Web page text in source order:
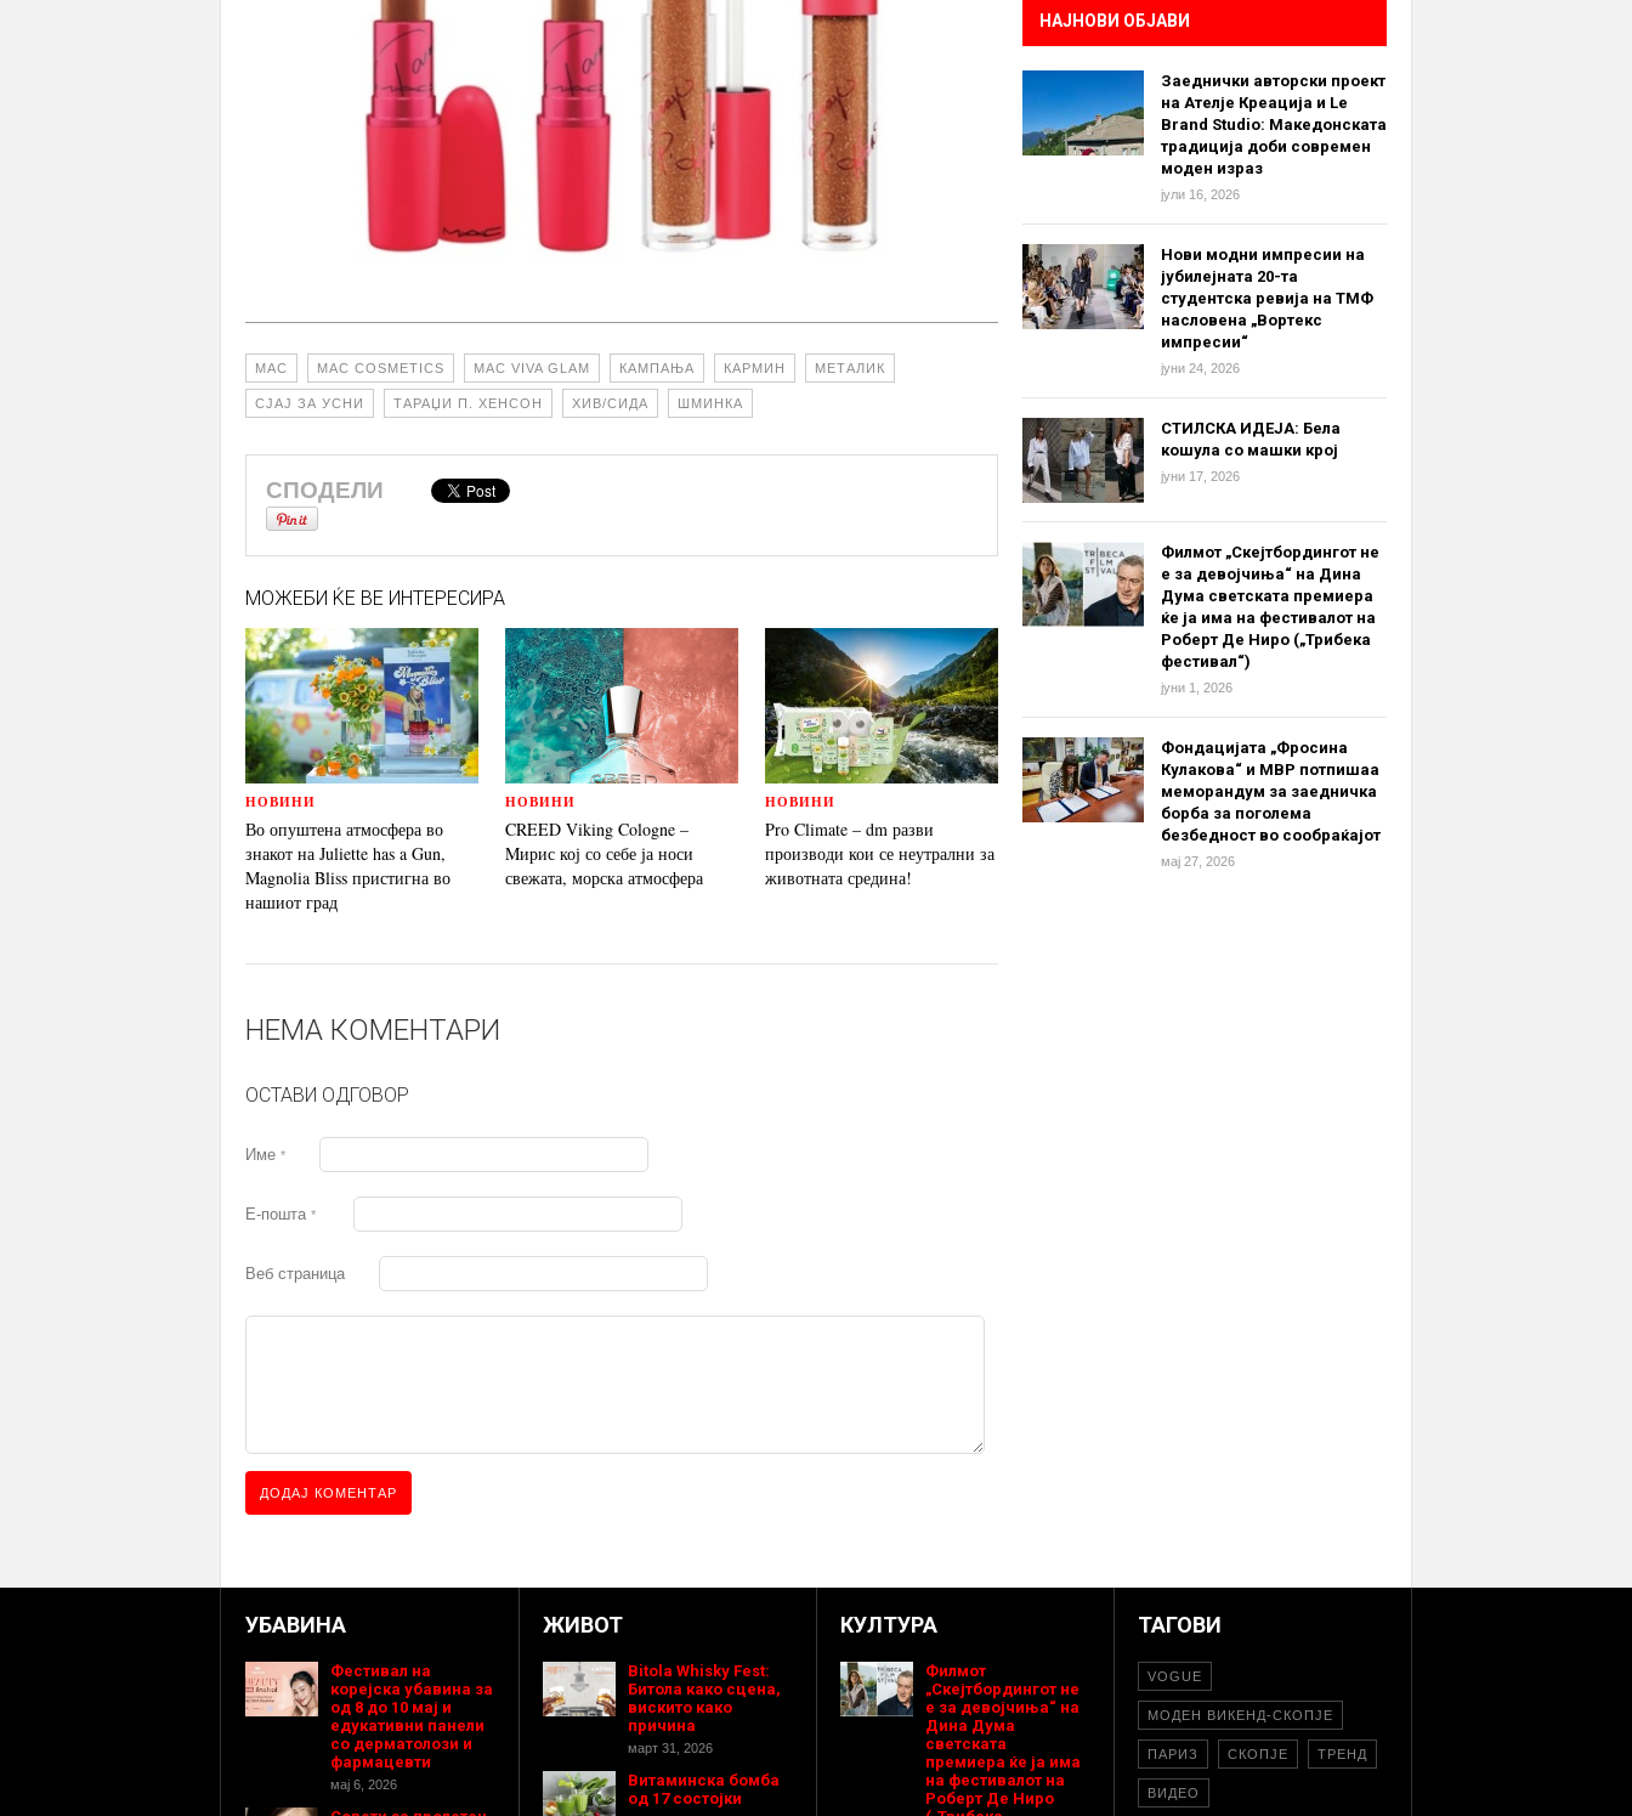
MAC MAC COSMETICS MAC VIVA GLAM КАМПАЊА КАРМИН МЕТАЛИК
СЈАЈ ЗА УСНИ ТАРАЏИ П. ХЕНСОН ХИВ/СИДА ШМИНКА
СПОДЕЛИ
МОЖЕБИ ЌЕ ВЕ ИНТЕРЕСИРА
НОВИНИ
Во опуштена атмосфера во
знакот на Juliette has a Gun,
Magnolia Bliss пристигна во
нашиот град
НОВИНИ
CREED Viking Cologne –
Mирис кој со себе ја носи
свежата, морска атмосфера
НОВИНИ
Pro Climate – dm разви
производи кои се неутрални за
животната средина!
НЕМА КОМЕНТАРИ
ОСТАВИ ОДГОВОР
Име *
Е-пошта *
Веб страница
НАЈНОВИ ОБЈАВИ
Заеднички авторски проект
на Ателје Креација и Le
Brand Studio: Македонската
традиција доби современ
моден израз
јули 16, 2026
Нови модни импресии на
јубилејната 20-та
студентска ревија на ТМФ
насловена „Вортекс
импресии“
јуни 24, 2026
СТИЛСКА ИДЕЈА: Бела
кошула со машки крој
јуни 17, 2026
Филмот „Скејтбордингот не
е за девојчиња“ на Дина
Дума светската премиера
ќе ја има на фестивалот на
Роберт Де Ниро („Трибека
фестивал“)
јуни 1, 2026
Фондацијата „Фросина
Кулакова“ и МВР потпишаа
меморандум за заедничка
борба за поголема
безбедност во сообраќајот
мај 27, 2026
УБАВИНА
Фестивал на
корејска убавина за
од 8 до 10 мај и
едукативни панели
со дерматолози и
фармацевти
мај 6, 2026
ЖИВОТ
Bitola Whisky Fest:
Битола како сцена,
вискито како
причина
март 31, 2026
Витаминска бомба
од 17 состојки
КУЛТУРА
Филмот
„Скејтбордингот не
е за девојчиња“ на
Дина Дума
светската
премиера ќе ја има
на фестивалот на
Роберт Де Ниро
ТАГОВИ
VOGUE
МОДЕН ВИКЕНД-СКОПЈЕ
ПАРИЗ СКОПЈЕ ТРЕНД
ВИДЕО